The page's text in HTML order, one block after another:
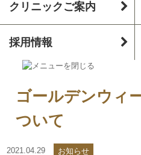
クリニックご案内
採用情報
ゴールデンウィ
ついて
2021.04.29 お知らせ